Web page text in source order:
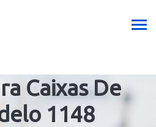
Caixas De
1148